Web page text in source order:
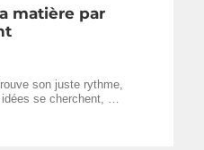
matière par
son juste rythme,
se cherchent, …